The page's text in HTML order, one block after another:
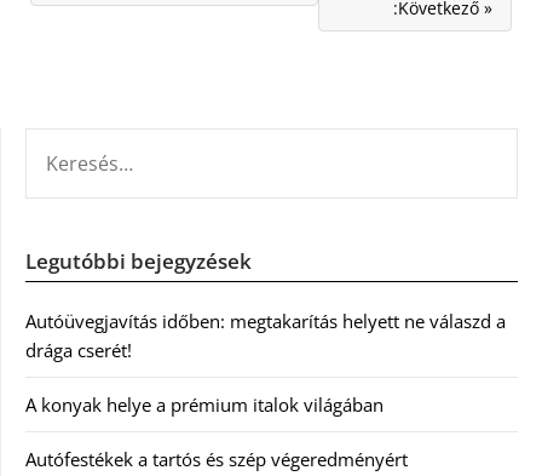
:Következő »
Legutóbbi bejegyzések
Autóüvegjavítás időben: megtakarítás helyett ne válaszd a
drága cserét!
A konyak helye a prémium italok világában
Autófestékek a tartós és szép végeredményért